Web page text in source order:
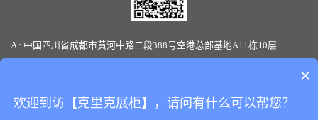
A : 中国四川省成都市黄河中路二段388号空港总部基地A11栋10层
Copyright © 版权所有：四川克里克展览展示有限公司All Rights
×
欢迎到访【克里克展柜】，请问有什么可以帮您？